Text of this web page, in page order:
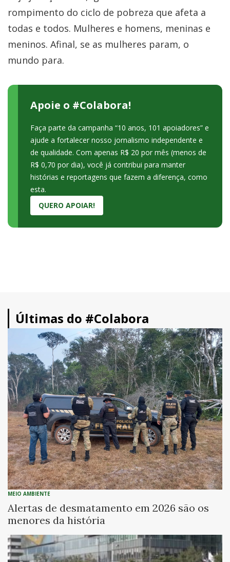
rompimento do ciclo de pobreza que afeta a
todas e todos. Mulheres e homens, meninas e
meninos. Afinal, se as mulheres param, o
mundo para.
Apoie o #Colabora!
Faça parte da campanha “10 anos, 101 apoiadores” e
ajude a fortalecer nosso jornalismo independente e
de qualidade. Com apenas R$ 20 por mês (menos de
R$ 0,70 por dia), você já contribui para manter
histórias e reportagens que fazem a diferença, como
esta.
QUERO APOIAR!
Últimas do #Colabora
MEIO AMBIENTE
Alertas de desmatamento em 2026 são os
menores da história